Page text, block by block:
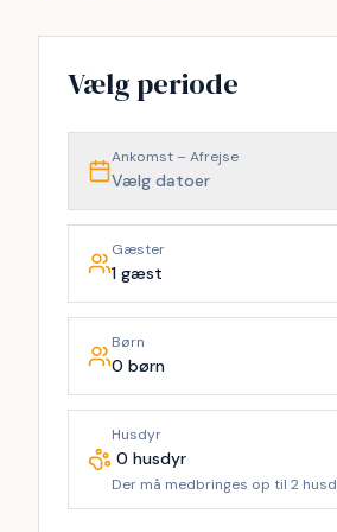
−
Vælg periode
Ankomst – Afrejse
Vælg datoer
Gæster
1 gæst
Børn
0 børn
Husdyr
Der må medbringes op til 2